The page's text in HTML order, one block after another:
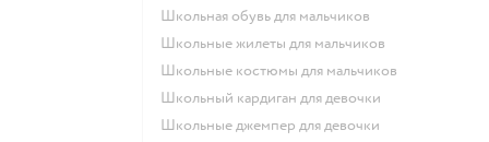
Школьная обувь для мальчиков
Школьные жилеты для мальчиков
Школьные костюмы для мальчиков
Школьный кардиган для девочки
Школьные джемпер для девочки